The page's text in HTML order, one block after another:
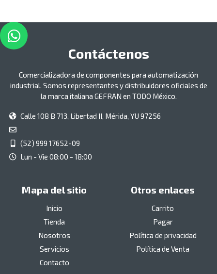
Contáctenos
Comercializadora de componentes para automatización
industrial. Somos representantes y distribuidores oficiales de
la marca italiana GEFRAN en TODO México.
Calle 108 B 713, Libertad II, Mérida, YU 97256
(52) 999 17652-09
Lun - Vie 08:00 - 18:00
Mapa del sitio
Inicio
Tienda
Nosotros
Servicios
Contacto
Otros enlaces
Carrito
Pagar
Política de privacidad
Política de Venta